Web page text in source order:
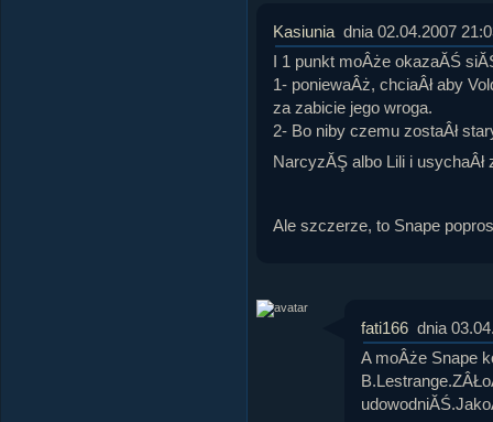
Kasiunia dnia 02.04.2007
I 1 punkt moÂże okazaĂŚ
1- poniewaÂż, chciaÂł aby
za zabicie jego wroga.
2- Bo niby czemu zostaÂł
NarcyzĂŞ albo Lili i
Ale szczerze, to Snape
fati166 dnia
A moÂże Snape